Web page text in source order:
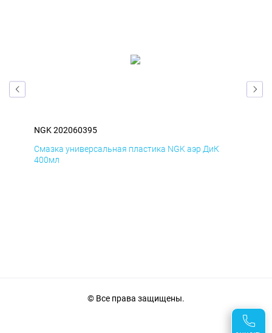
NGK 202060395
Смазка универсальная пластика NGK аэр ДиК
400мл
© Все права защищены.